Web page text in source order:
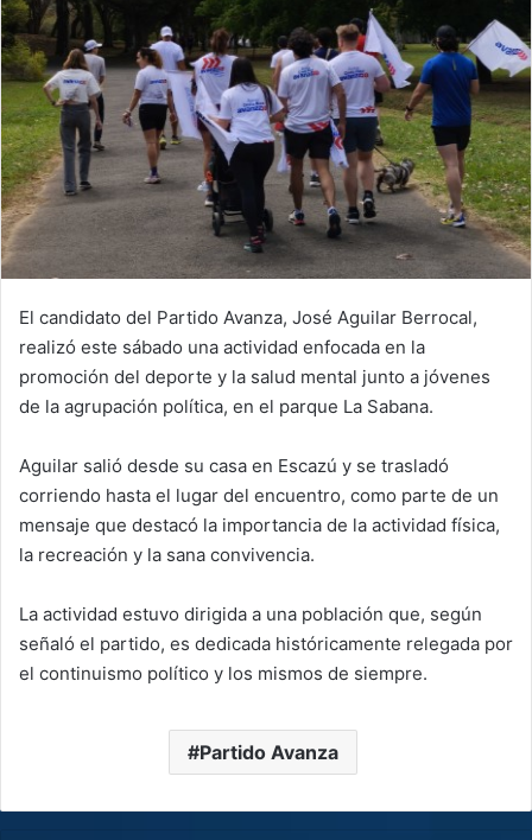
El candidato del Partido Avanza, José Aguilar Berrocal,
realizó este sábado una actividad enfocada en la
promoción del deporte y la salud mental junto a jóvenes
de la agrupación política, en el parque La Sabana.
Aguilar salió desde su casa en Escazú y se trasladó
corriendo hasta el lugar del encuentro, como parte de un
mensaje que destacó la importancia de la actividad física,
la recreación y la sana convivencia.
La actividad estuvo dirigida a una población que, según
señaló el partido, es dedicada históricamente relegada por
el continuismo político y los mismos de siempre.
Partido Avanza